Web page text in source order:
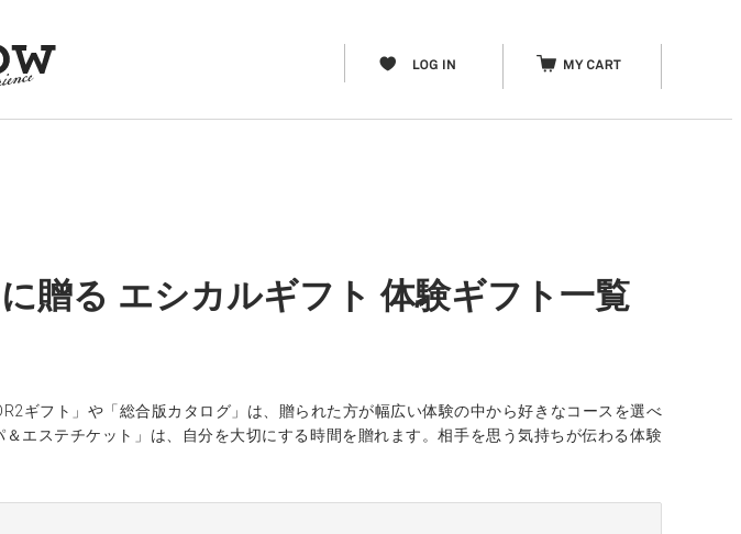
贈る エシカルギフト 体験ギフト一覧
ギフト」や「総合版カタログ」は、贈られた方が幅広い体験の中から好きなコースを選べ
エステチケット」は、自分を大切にする時間を贈れます。相手を思う気持ちが伝わる体験